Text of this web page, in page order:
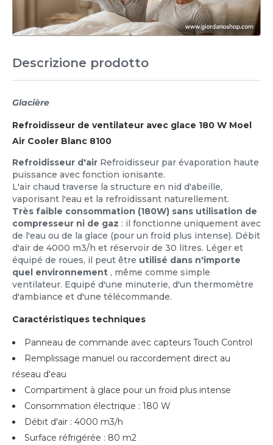
Descrizione prodotto
Glacière
Refroidisseur de ventilateur avec glace 180 W Moel
Air Cooler Blanc 8100
Refroidisseur d'air Refroidisseur par évaporation haute
puissance avec fonction ionisante.
L'air chaud traverse la structure en nid d'abeille,
vaporisant l'eau et la refroidissant naturellement.
Très faible consommation (180W) sans utilisation de
compresseur ni de gaz : il fonctionne uniquement avec
de l'eau ou de la glace (pour un froid plus intense). Débit
d'air de 4000 m3/h et réservoir de 30 litres. Léger et
équipé de roues, il peut être utilisé dans n'importe
quel environnement , même comme simple
ventilateur. Equipé d'une minuterie, d'un thermomètre
d'ambiance et d'une télécommande.
Caractéristiques techniques
Panneau de commande avec capteurs Touch Control
Remplissage manuel ou raccordement direct au
réseau d'eau
Compartiment à glace pour un froid plus intense
Consommation électrique : 180 W
Débit d'air : 4000 m3/h
Surface réfrigérée : 80 m2